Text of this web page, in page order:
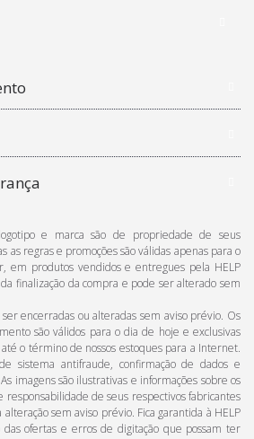
e marca são de propriedade de seus
as regras e promoções são válidas apenas para o
em produtos vendidos e entregues pela HELP
finalização da compra e pode ser alterado sem
encerradas ou alteradas sem aviso prévio. Os
são válidos para o dia de hoje e exclusivas
o término de nossos estoques para a Internet.
sistema antifraude, confirmação de dados e
imagens são ilustrativas e informações sobre os
responsabilidade de seus respectivos fabricantes
sem aviso prévio. Fica garantida à HELP
das ofertas e erros de digitação que possam ter